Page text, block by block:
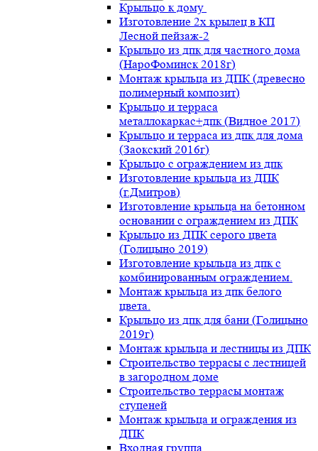
Крыльцо к дому
Изготовление 2х крылец в КП
Лесной пейзаж-2
Крыльцо из дпк для частного дома
(НароФоминск 2018г)
Монтаж крыльца из ДПК (древесно
полимерный композит)
Крыльцо и терраса
металлокаркас+дпк (Видное 2017)
Крыльцо и терраса из дпк для дома
(Заокский 2016г)
Крыльцо с ограждением из дпк
Изготовление крыльца из ДПК
(г.Дмитров)
Изготовление крыльца на бетонном
основании с ограждением из ДПК
Крыльцо из ДПК серого цвета
(Голицыно 2019)
Изготовление крыльца из дпк с
комбинированным ограждением.
Монтаж крыльца из дпк белого
цвета.
Крыльцо из дпк для бани (Голицыно
2019г)
Монтаж крыльца и лестницы из ДПК
Строительство террасы с лестницей
в загородном доме
Строительство террасы монтаж
ступеней
Монтаж крыльца и ограждения из
ДПК
Входная группа